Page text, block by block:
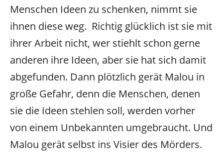
Menschen Ideen zu schenken, nimmt sie
ihnen diese weg. Richtig glücklich ist sie mit
ihrer Arbeit nicht, wer stiehlt schon gerne
anderen ihre Ideen, aber sie hat sich damit
abgefunden. Dann plötzlich gerät Malou in
große Gefahr, denn die Menschen, denen
sie die Ideen stehlen soll, werden vorher
von einem Unbekannten umgebraucht. Und
Malou gerät selbst ins Visier des Mörders.